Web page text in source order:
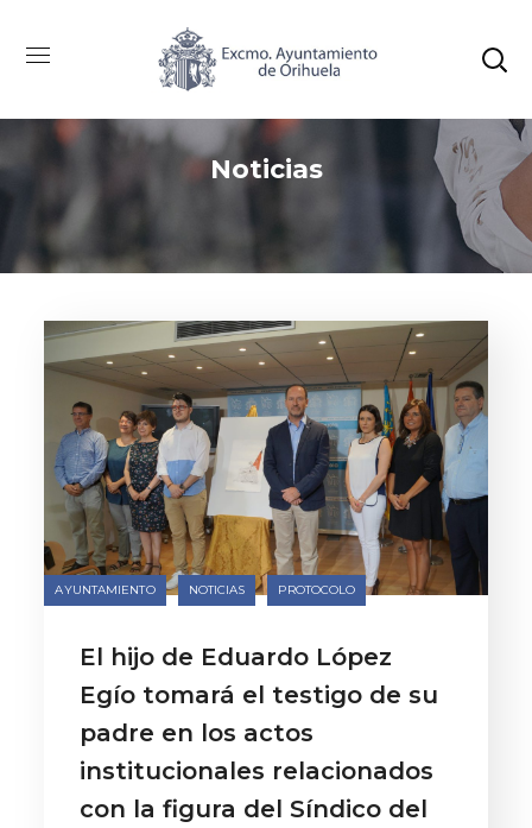
Noticias
AYUNTAMIENTO NOTICIAS PROTOCOLO
El hijo de Eduardo López
Egío tomará el testigo de su
padre en los actos
institucionales relacionados
con la figura del Síndico del